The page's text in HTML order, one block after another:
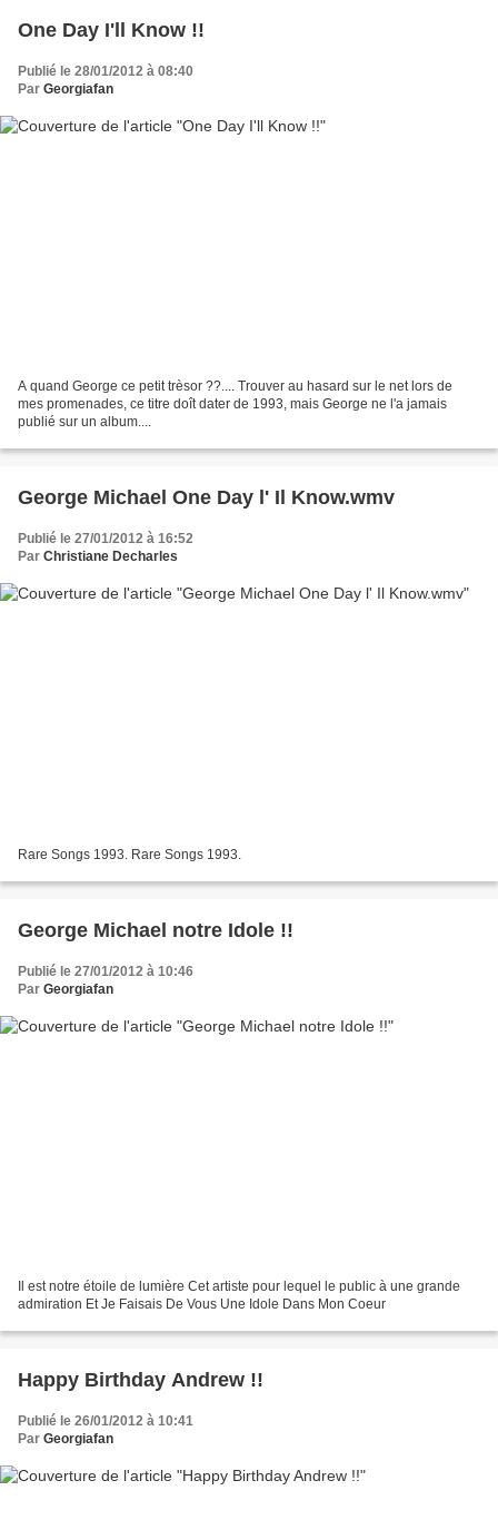
One Day I'll Know !!
Publié le 28/01/2012 à 08:40
Par Georgiafan
A quand George ce petit trèsor ??.... Trouver au hasard sur le net lors de
mes promenades, ce titre doît dater de 1993, mais George ne l'a jamais
publié sur un album....
George Michael One Day l' Il Know.wmv
Publié le 27/01/2012 à 16:52
Par Christiane Decharles
Rare Songs 1993. Rare Songs 1993.
George Michael notre Idole !!
Publié le 27/01/2012 à 10:46
Par Georgiafan
Il est notre étoile de lumière Cet artiste pour lequel le public à une grande
admiration Et Je Faisais De Vous Une Idole Dans Mon Coeur
Happy Birthday Andrew !!
Publié le 26/01/2012 à 10:41
Par Georgiafan